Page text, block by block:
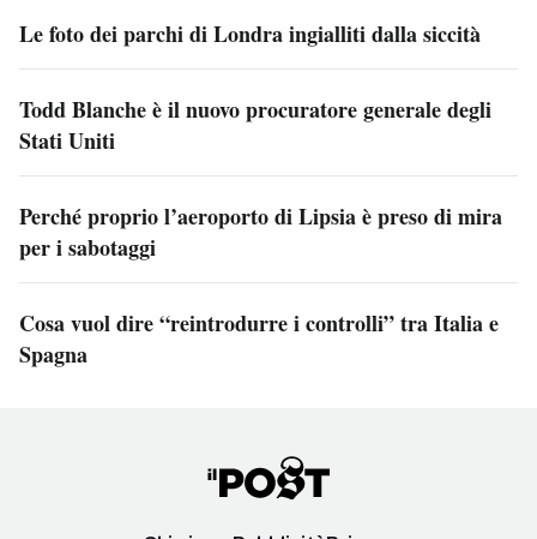
Le foto dei parchi di Londra ingialliti dalla siccità
Todd Blanche è il nuovo procuratore generale degli
Stati Uniti
Perché proprio l’aeroporto di Lipsia è preso di mira
per i sabotaggi
Cosa vuol dire “reintrodurre i controlli” tra Italia e
Spagna